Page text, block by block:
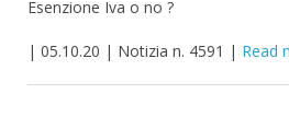
Esenzione Iva o no ?
| 05.10.20 | Notizia n. 4591 | Read